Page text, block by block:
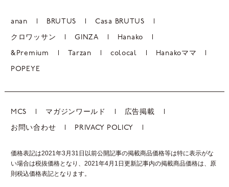
anan BRUTUS Casa BRUTUS
クロワッサン GINZA Hanako
&Premium Tarzan colocal Hanakoママ
POPEYE
MCS マガジンワールド 広告掲載
お問い合わせ PRIVACY POLICY
価格表記は2021年3月31日以前公開記事の掲載商品価格等は特に表示がな
い場合は税抜価格となり、2021年4月1日更新記事内の掲載商品価格は、 原
則税込価格表記となります。